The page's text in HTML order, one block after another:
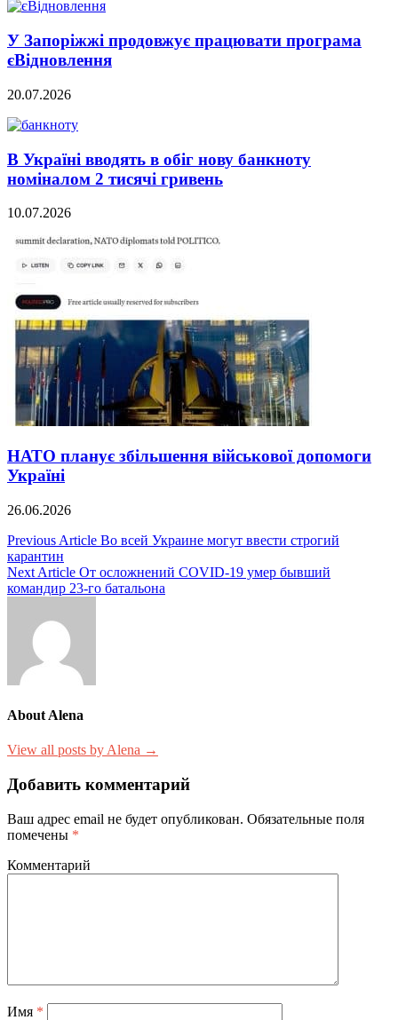
У Запоріжжі продовжує працювати програма
єВідновлення
20.07.2026
В Україні вводять в обіг нову банкноту
номіналом 2 тисячі гривень
10.07.2026
НАТО планує збільшення військової допомоги
Україні
26.06.2026
Навигация
по
записям
Previous Article Во всей Украине могут ввести строгий
карантин
Next Article От осложнений COVID-19 умер бывший
командир 23-го батальона
About Alena
View all posts by Alena →
Добавить комментарий
Ваш адрес email не будет опубликован. Обязательные поля
помечены *
Комментарий
Имя *